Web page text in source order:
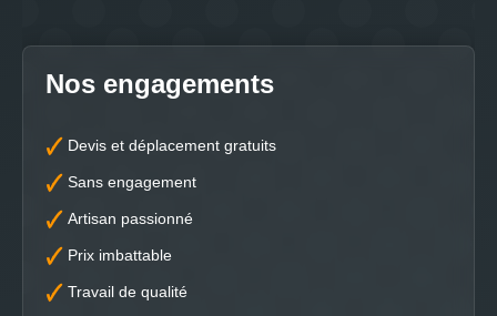
Nos engagements
Devis et déplacement gratuits
Sans engagement
Artisan passionné
Prix imbattable
Travail de qualité